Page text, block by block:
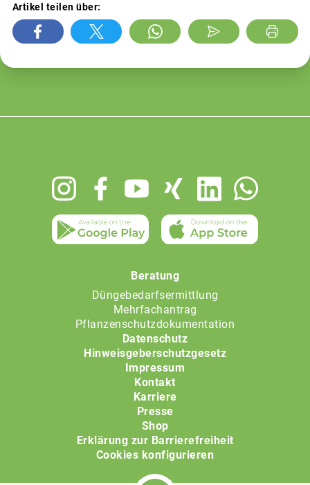
Artikel teilen über:
Beratung
Düngebedarfsermittlung
Mehrfachantrag
Pflanzenschutzdokumentation
Datenschutz
Hinweisgeberschutzgesetz
Impressum
Kontakt
Karriere
Presse
Shop
Erklärung zur Barrierefreiheit
Cookies konfigurieren